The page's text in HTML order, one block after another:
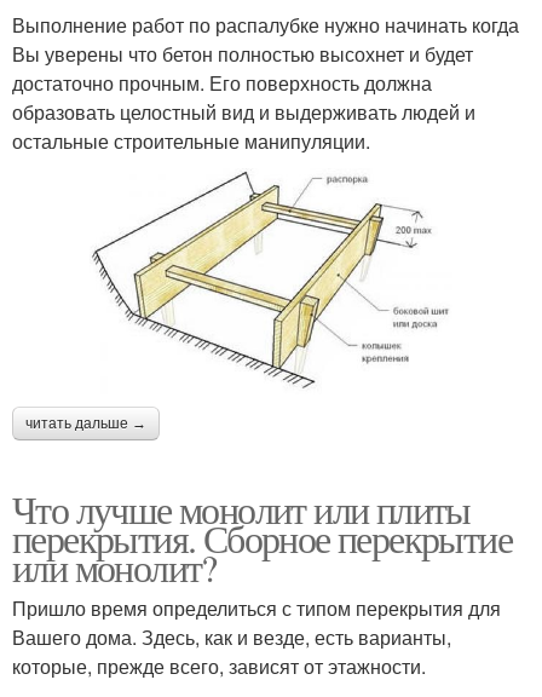
Выполнение работ по распалубке нужно начинать когда
Вы уверены что бетон полностью высохнет и будет
достаточно прочным. Его поверхность должна
образовать целостный вид и выдерживать людей и
остальные строительные манипуляции.
читать дальше →
Что лучше монолит или плиты
перекрытия. Сборное перекрытие
или монолит?
Пришло время определиться с типом перекрытия для
Вашего дома. Здесь, как и везде, есть варианты,
которые, прежде всего, зависят от этажности.